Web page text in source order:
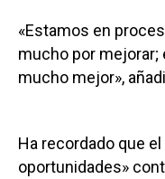
«Estamos en
mucho por
mucho mejor»,
Ha recordado que
oportunidades»